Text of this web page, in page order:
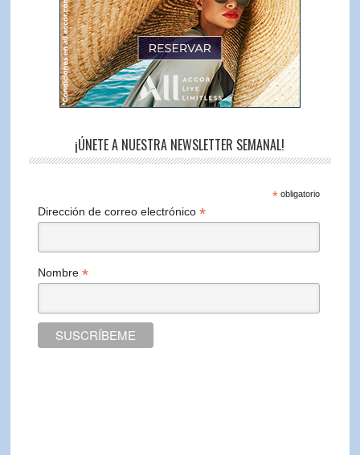
¡ÚNETE A NUESTRA NEWSLETTER SEMANAL!
*obligatorio
Dirección de correo electrónico*
Nombre*